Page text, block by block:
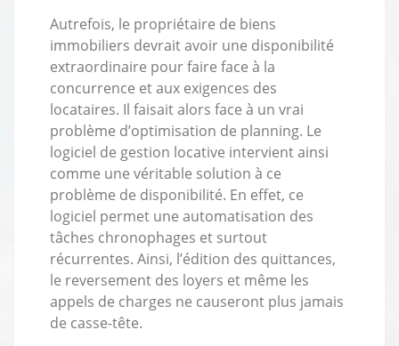
Autrefois, le propriétaire de biens
immobiliers devrait avoir une disponibilité
extraordinaire pour faire face à la
concurrence et aux exigences des
locataires. Il faisait alors face à un vrai
problème d’optimisation de planning. Le
logiciel de gestion locative intervient ainsi
comme une véritable solution à ce
problème de disponibilité. En effet, ce
logiciel permet une automatisation des
tâches chronophages et surtout
récurrentes. Ainsi, l’édition des quittances,
le reversement des loyers et même les
appels de charges ne causeront plus jamais
de casse-tête.